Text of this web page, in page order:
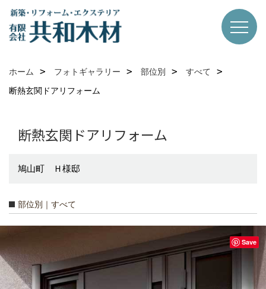
ホーム フォトギャラリー 部位別
すべて
断熱玄関ドアリフォーム
断熱玄関ドアリフォーム
鳩山町 Ｈ様邸
部位別｜すべて
Save